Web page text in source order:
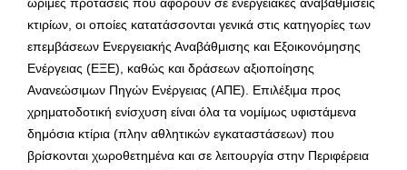
κτιρίων, οι οποίες κατατάσσονται γενικά στις κατηγορίες των
επεμβάσεων Ενεργειακής Αναβάθμισης και Εξοικονόμησης
Ενέργειας (ΕΞΕ), καθώς και δράσεων αξιοποίησης
Ανανεώσιμων Πηγών Ενέργειας (ΑΠΕ). Επιλέξιμα προς
χρηματοδοτική ενίσχυση είναι όλα τα νομίμως υφιστάμενα
δημόσια κτίρια (πλην αθλητικών εγκαταστάσεων) που
βρίσκονται χωροθετημένα και σε λειτουργία στην Περιφέρεια